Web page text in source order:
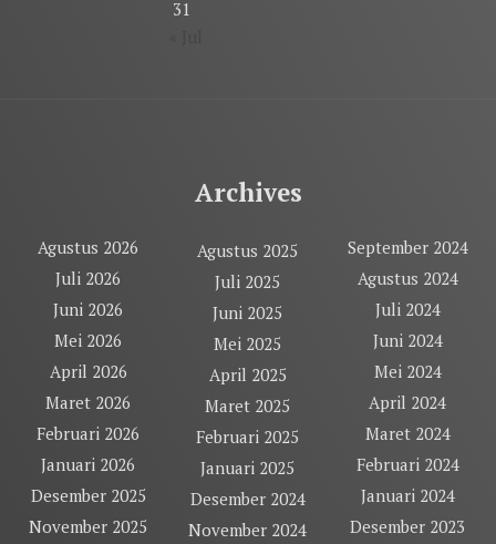
31
Archives
Agustus 2026
Juli 2026
Juni 2026
Mei 2026
April 2026
Maret 2026
Februari 2026
Januari 2026
Desember 2025
November 2025
Agustus 2025
Juli 2025
Juni 2025
Mei 2025
April 2025
Maret 2025
Februari 2025
Januari 2025
Desember 2024
November 2024
September 2024
Agustus 2024
Juli 2024
Juni 2024
Mei 2024
April 2024
Maret 2024
Februari 2024
Januari 2024
Desember 2023